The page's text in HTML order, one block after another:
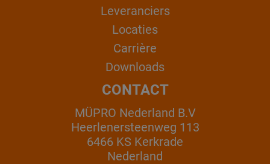
Leveranciers
Locaties
Carrière
Downloads
CONTACT
MÜPRO Nederland B.V
Heerlenersteenweg 113
6466 KS Kerkrade
Nederland